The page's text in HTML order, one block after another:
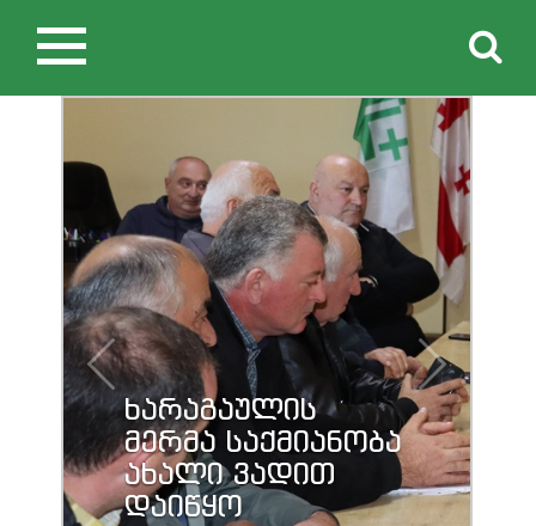
Toggle
navigation
ხარაგაულის
მერმა საქმიანობა
ახალი ვადით
დაიწყო